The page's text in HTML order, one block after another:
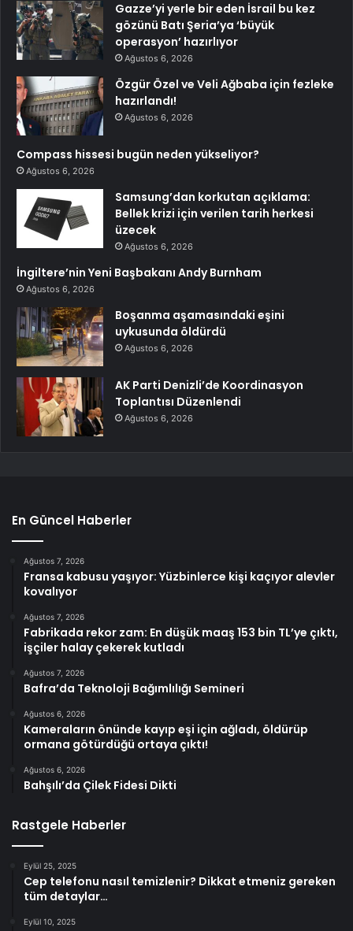
Gazze’yi yerle bir eden İsrail bu kez
gözünü Batı Şeria’ya ‘büyük
operasyon’ hazırlıyor
Ağustos 6, 2026
Özgür Özel ve Veli Ağbaba için fezleke
hazırlandı!
Ağustos 6, 2026
Compass hissesi bugün neden yükseliyor?
Ağustos 6, 2026
Samsung’dan korkutan açıklama:
Bellek krizi için verilen tarih herkesi
üzecek
Ağustos 6, 2026
İngiltere’nin Yeni Başbakanı Andy Burnham
Ağustos 6, 2026
Boşanma aşamasındaki eşini
uykusunda öldürdü
Ağustos 6, 2026
AK Parti Denizli’de Koordinasyon
Toplantısı Düzenlendi
Ağustos 6, 2026
En Güncel Haberler
Ağustos 7, 2026
Fransa kabusu yaşıyor: Yüzbinlerce kişi kaçıyor alevler
kovalıyor
Ağustos 7, 2026
Fabrikada rekor zam: En düşük maaş 153 bin TL’ye çıktı,
işçiler halay çekerek kutladı
Ağustos 7, 2026
Bafra’da Teknoloji Bağımlılığı Semineri
Ağustos 6, 2026
Kameraların önünde kayıp eşi için ağladı, öldürüp
ormana götürdüğü ortaya çıktı!
Ağustos 6, 2026
Bahşılı’da Çilek Fidesi Dikti
Rastgele Haberler
Eylül 25, 2025
Cep telefonu nasıl temizlenir? Dikkat etmeniz gereken
tüm detaylar…
Eylül 10, 2025